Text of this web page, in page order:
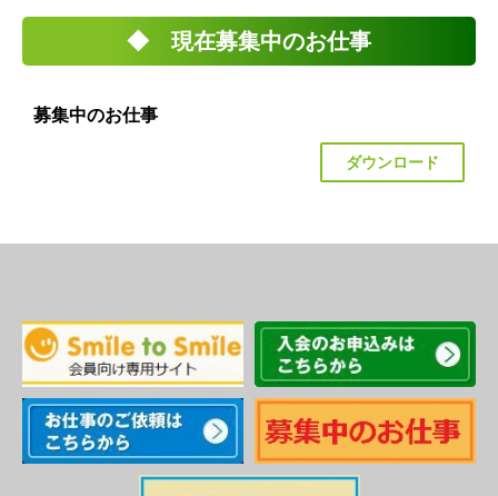
◆ 現在募集中のお仕事
募集中のお仕事
ダウンロード